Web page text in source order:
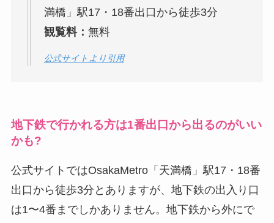
満橋」駅17・18番出口から徒歩3分
観覧料： 無料
公式サイトより引用
地下鉄で行かれる方は1番出口から出るのがいい
かも?
公式サイトではOsakaMetro「天満橋」駅17・18番
出口から徒歩3分とありますが、地下鉄の出入り口
は1〜4番までしかありません。地下鉄から外にで